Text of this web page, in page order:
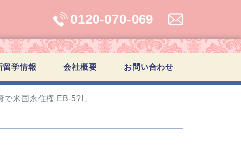
0120-070-069
留学情報 会社概要 お問い合わせ
米国永住権 EB-5?!」